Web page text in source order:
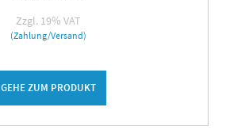
Zzgl. 19% VAT
(Zahlung/Versand)
GEHE ZUM PRODUKT